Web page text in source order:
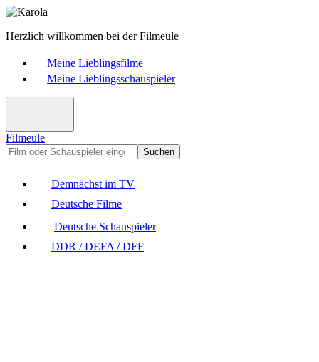
Herzlich willkommen bei der Filmeule
Meine Lieblingsfilme
Meine Lieblingsschauspieler
Filmeule
Suchen
Demnächst im TV
Deutsche Filme
Deutsche Schauspieler
DDR / DEFA / DFF